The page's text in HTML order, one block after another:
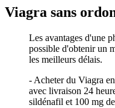
Viagra sans
Les avantages d'une
possible d'obtenir un
les meilleurs délais.
- Acheter du Viagra
avec livraison 24
sildénafil et 100 mg